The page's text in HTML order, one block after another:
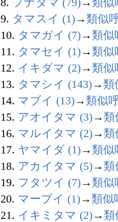
9. タマスイ (1)→ 類似
10. タマガイ (7)→ 類似
11. タマセイ (1)→ 類似
12. イキダマ (2)→ 類似
13. タマシイ (143)→ 類
14. マブイ (13)→ 類似
15. アオイタマ (3)→ 類
16. マルイタマ (2)→ 類
17. ヤマイダ (1)→ 類似
18. アカイタマ (5)→ 類
19. フタツイ (7)→ 類似
20. マーブイ (1)→ 類似
21. イキミタマ (2)→ 類